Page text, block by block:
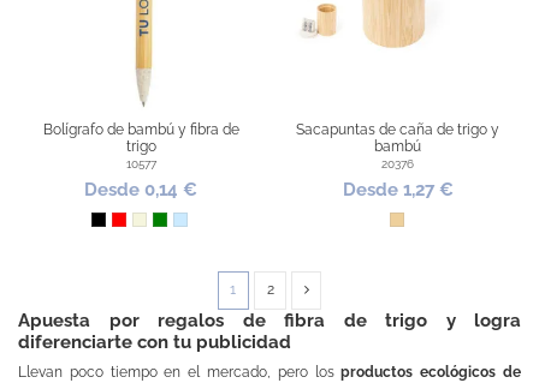
Bolígrafo de bambú y fibra de
trigo
10577
Desde 0,14 €
Negro
RojoBeige
VerdeAzul Claro
Sacapuntas de caña de trigo y
bambú
20376
Desde 1,27 €
Madera
1 2
Apuesta por regalos de fibra de trigo y logra
diferenciarte con tu publicidad
Llevan poco tiempo en el mercado, pero losproductos ecológicos de